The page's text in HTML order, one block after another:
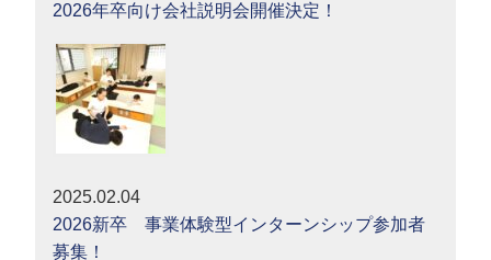
2026年卒向け会社説明会開催決定！
2025.02.04
2026新卒 事業体験型インターンシップ参加者
募集！